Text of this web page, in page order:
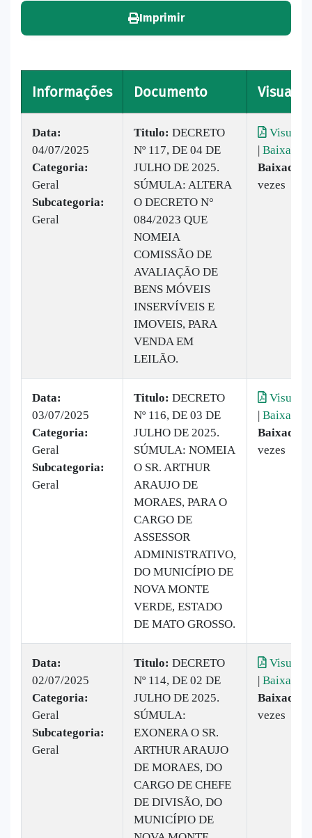
Imprimir
Informações Documento
Data:
04/07/2025
Categoria:
Geral
Subcategoria:
Geral
Titulo: DECRETO
Nº 117, DE 04 DE
JULHO DE 2025.
SÚMULA: ALTERA
O DECRETO N°
084/2023 QUE
NOMEIA
COMISSÃO DE
AVALIAÇÃO DE
BENS MÓVEIS
INSERVÍVEIS E
IMOVEIS, PARA
VENDA EM
LEILÃO.
| Baixar
Baixado:
vezes
Data:
03/07/2025
Categoria:
Geral
Subcategoria:
Geral
Titulo: DECRETO
Nº 116, DE 03 DE
JULHO DE 2025.
SÚMULA: NOMEIA
O SR. ARTHUR
ARAUJO DE
MORAES, PARA O
CARGO DE
ASSESSOR
ADMINISTRATIVO,
DO MUNICÍPIO DE
NOVA MONTE
VERDE, ESTADO
DE MATO GROSSO.
| Baixar
Baixado:
vezes
Data:
02/07/2025
Categoria:
Geral
Subcategoria:
Geral
Titulo: DECRETO
Nº 114, DE 02 DE
JULHO DE 2025.
SÚMULA:
EXONERA O SR.
ARTHUR ARAUJO
DE MORAES, DO
CARGO DE CHEFE
DE DIVISÃO, DO
MUNICÍPIO DE
| Baixar
Baixado:
vezes